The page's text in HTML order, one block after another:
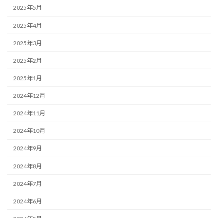
2025年5月
2025年4月
2025年3月
2025年2月
2025年1月
2024年12月
2024年11月
2024年10月
2024年9月
2024年8月
2024年7月
2024年6月